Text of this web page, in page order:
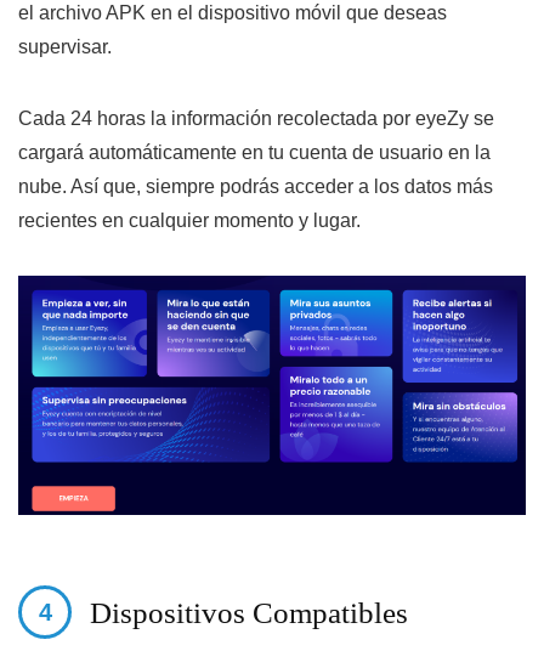
el archivo APK en el dispositivo móvil que deseas
supervisar.
Cada 24 horas la información recolectada por eyeZy se
cargará automáticamente en tu cuenta de usuario en la
nube. Así que, siempre podrás acceder a los datos más
recientes en cualquier momento y lugar.
Dispositivos Compatibles